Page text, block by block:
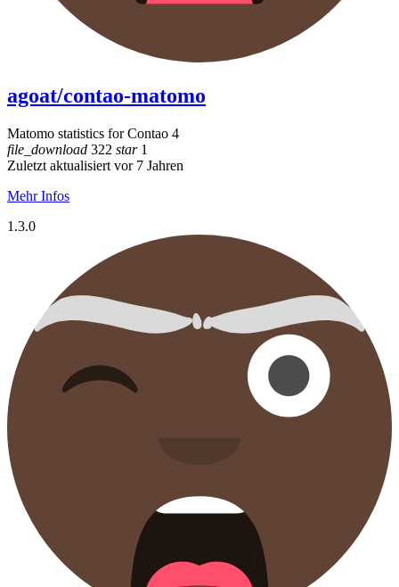
agoat/contao-matomo
Matomo statistics for Contao 4
file_download 322 star1
Zuletzt aktualisiert vor 7 Jahren
Mehr Infos
1.3.0